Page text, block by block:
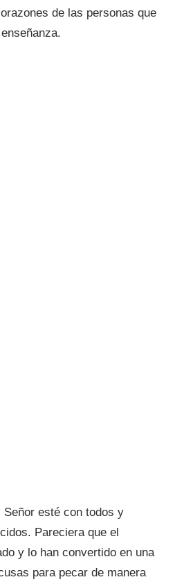
de las personas que
esté con todos y
Pareciera que el
y lo han convertido en una
para pecar de manera